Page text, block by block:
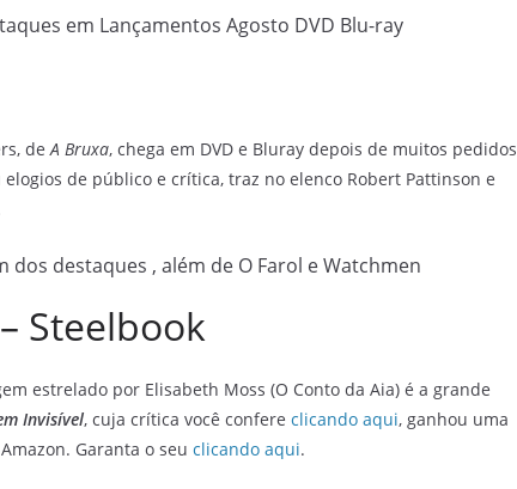
deA Bruxa, chega em DVD e Bluray depois de muitos pedidos
de público e crítica, traz no elenco Robert Pattinson e
Steelbook
estrelado por Elisabeth Moss (O Conto da Aia) é a grande
Invisível, cuja crítica você confere clicando aqui, ganhou uma
Garanta o seu clicando aqui.